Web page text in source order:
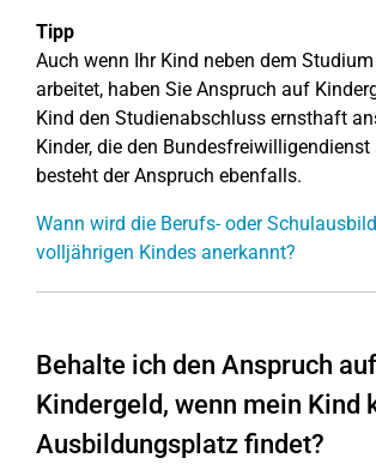
Tipp
Auch wenn Ihr Kind neben dem
arbeitet, haben Sie Anspruch auf
Kind den Studienabschluss ernsthaft
Kinder, die den Bundesfreiwilligendienst
besteht der Anspruch ebenfalls.
Wann wird die Berufs- oder
volljährigen Kindes anerkannt?
Behalte ich den Anspruch auf
Kindergeld, wenn mein Kind
Ausbildungsplatz findet?